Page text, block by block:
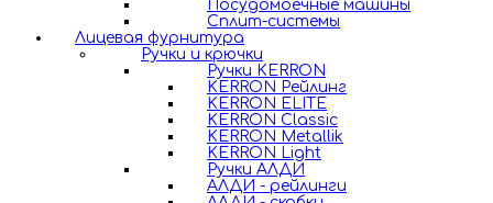
Посудомоечные машины
Сплит-системы
Лицевая фурнитура
Ручки и крючки
Ручки KERRON
KERRON Рейлинг
KERRON ELITE
KERRON Classic
KERRON Metallik
KERRON Light
Ручки АЛДИ
АЛДИ - рейлинги